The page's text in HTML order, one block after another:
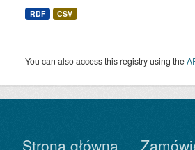
RDF CSV
You can also access this registry using the
Strona główna